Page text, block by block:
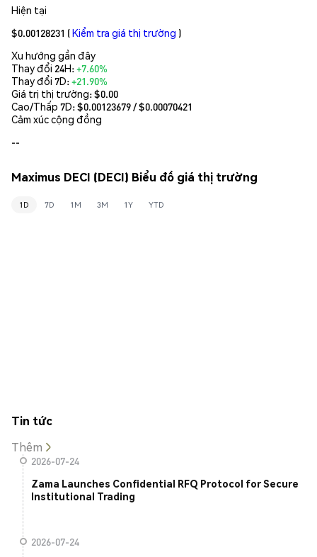
Hiện tại
$0.00128231 (Kiểm tra giá thị trường )
Xu hướng gần đây
Thay đổi 24H:+7.60%
Thay đổi 7D:+21.90%
Giá trị thị trường:$0.00
Cao/Thấp 7D: $0.00123679/ $0.00070421
Cảm xúc cộng đồng
--
Maximus DECI (DECI) Biểu đồ giá thị trường
1D 7D 1M 3M 1Y YTD
Tin tức
Thêm
2026-07-24
Zama Launches Confidential RFQ Protocol for Secure
Institutional Trading
2026-07-24